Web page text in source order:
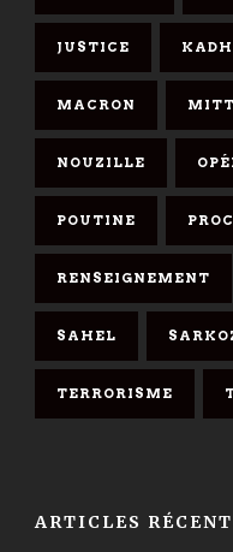
JUSTICE
MACRON
NOUZILLE
POUTINE
RENSEIGNEMENT
SAHEL
TERRORISME
ARTICLES